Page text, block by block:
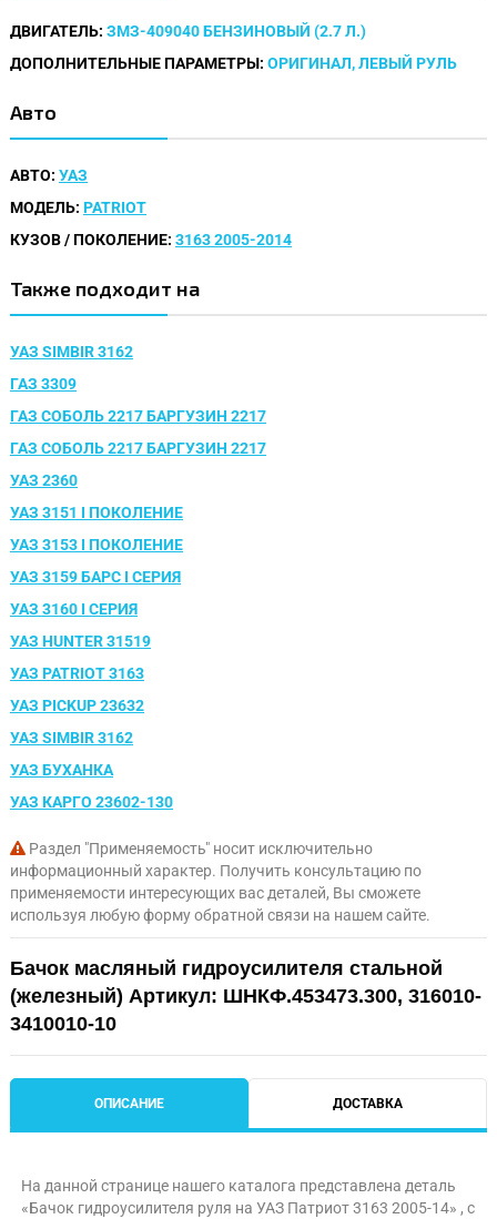
ДВИГАТЕЛЬ: ЗМЗ-409040 БЕНЗИНОВЫЙ (2.7 Л.)
ДОПОЛНИТЕЛЬНЫЕ ПАРАМЕТРЫ: ОРИГИНАЛ, ЛЕВЫЙ РУЛЬ
Авто
АВТО: УАЗ
МОДЕЛЬ: PATRIOT
КУЗОВ / ПОКОЛЕНИЕ: 3163 2005-2014
Также подходит на
УАЗ SIMBIR 3162
ГАЗ 3309
ГАЗ СОБОЛЬ 2217 БАРГУЗИН 2217
ГАЗ СОБОЛЬ 2217 БАРГУЗИН 2217
УАЗ 2360
УАЗ 3151 I ПОКОЛЕНИЕ
УАЗ 3153 I ПОКОЛЕНИЕ
УАЗ 3159 БАРС I CЕРИЯ
УАЗ 3160 I СЕРИЯ
УАЗ HUNTER 31519
УАЗ PATRIOT 3163
УАЗ PICKUP 23632
УАЗ SIMBIR 3162
УАЗ БУХАНКА
УАЗ КАРГО 23602-130
Раздел "Применяемость" носит исключительно
информационный характер. Получить консультацию по
применяемости интересующих вас деталей, Вы сможете
используя любую форму обратной связи на нашем сайте.
Бачок масляный гидроусилителя стальной
(железный) Артикул: ШНКФ.453473.300, 316010-
3410010-10
ОПИСАНИЕ ДОСТАВКА
На данной странице нашего каталога представлена деталь
«Бачок гидроусилителя руля на УАЗ Патриот 3163 2005-14» , с